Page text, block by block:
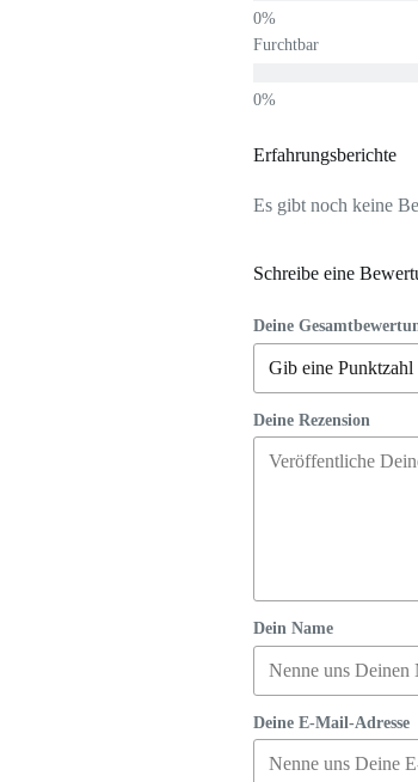
Furchtbar
Erfahrungsberichte
Es gibt noch keine
Schreibe eine
Deine
Deine Rezension
Dein Name
Deine E-Mail-Adresse